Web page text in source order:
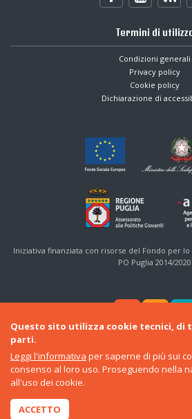
Termini di
Condizioni generali
Privacy policy
Cookie policy
Dichiarazione di
Iniziativa finanziata con risorse del Fondo per
PO Puglia 2014/2020
© 2016-22 Regione
Sezione Politiche Giovanili e
Questo sito utilizza cookie tecnici, di
parti.
Leggi l'informativa per saperne di più sui
consenso al loro uso. Proseguendo nella
all'uso dei cookie.
ACCETTO